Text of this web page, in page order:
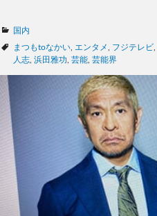
カ
テ
ゴ
国内
タ
グ
まつもtoなかい エンタメ フジテレビ
人志 浜田雅功 芸能 芸能界